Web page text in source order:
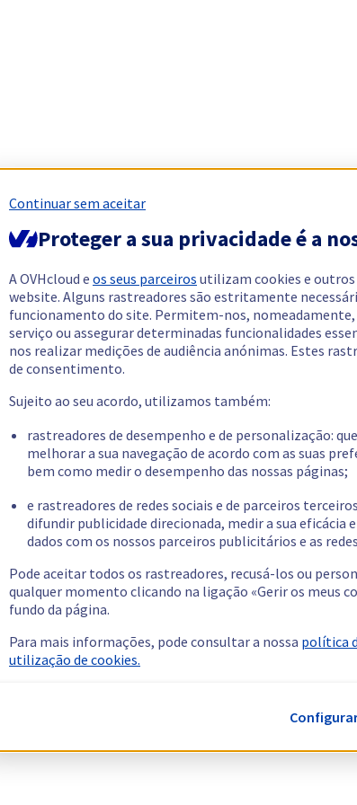
Continuar sem aceitar
Proteger a sua privacidade é a
A OVHcloud e os seus parceiros utilizam cookies e
website. Alguns rastreadores são estritamente
funcionamento do site. Permitem-nos,
serviço ou assegurar determinadas funcionalidades
nos realizar medições de audiência anónimas. Estes
de consentimento.
Sujeito ao seu acordo, utilizamos também:
rastreadores de desempenho e de personalização:
melhorar a sua navegação de acordo com as suas
bem como medir o desempenho das nossas páginas;
e rastreadores de redes sociais e de parceiros
difundir publicidade direcionada, medir a sua eficácia
dados com os nossos parceiros publicitários e as
Pode aceitar todos os rastreadores, recusá-los ou
qualquer momento clicando na ligação «Gerir os meus
fundo da página.
Para mais informações, pode consultar a nossa política
utilização de cookies.